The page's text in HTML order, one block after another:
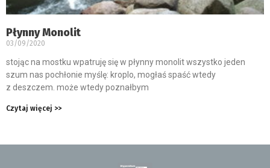
Płynny Monolit
03/09/2020
stojąc na mostku wpatruję się w płynny monolit wszystko jeden
szum nas pochłonie myślę: kroplo, mogłaś spaść wtedy
z deszczem. może wtedy poznałbym
Czytaj więcej >>